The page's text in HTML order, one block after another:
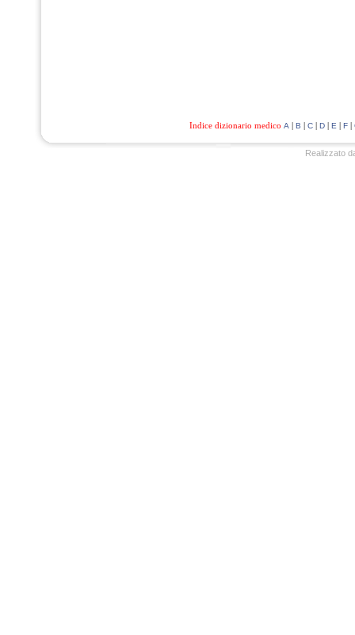
Indice dizionario medico A | B | C| D| E | F|
Realizzato